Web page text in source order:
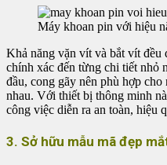
Máy khoan pin với hiệu
Khả năng vặn vít và bắt vít đều
chính xác đến từng chi tiết nhỏ
đầu, cong gãy nên phù hợp
nhau. Với thiết bị thông minh
công việc diễn ra an toàn, hiệu
3. Sở hữu mẫu mã đẹp